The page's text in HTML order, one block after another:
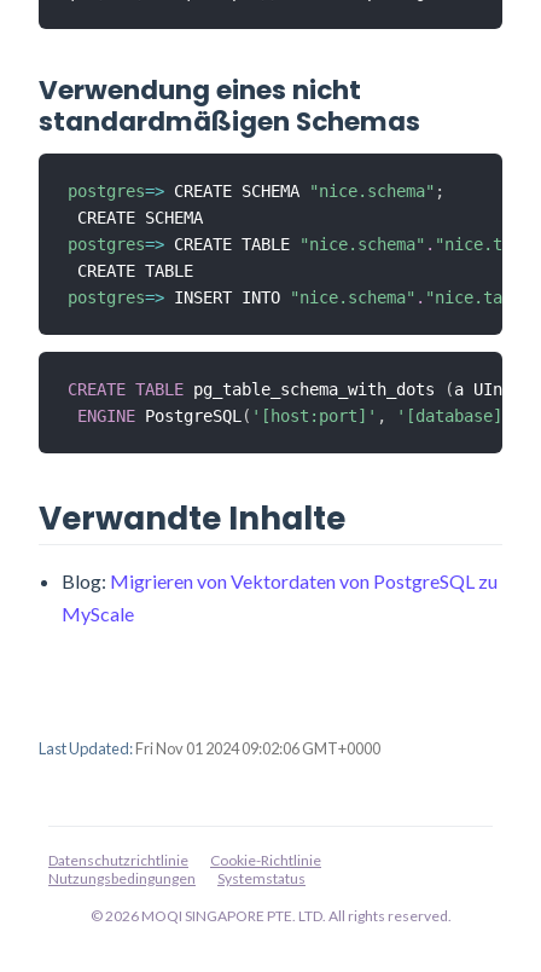
Verwendung eines nicht
standardmäßigen Schemas
postgres=> CREATE SCHEMA "nice.schema" ;
postgres=> CREATE TABLE "nice.schema" .
postgres=> INSERT INTO "nice.schema" . "nice.table"
CREATE TABLE pg_table_schema_with_dots (a UInt32
ENGINE PostgreSQL ( '[host:port]' , '[database]'
Verwandte Inhalte
Blog: Migrieren von Vektordaten von PostgreSQL zu
MyScale
Last Updated:Fri Nov 01 2024 09:02:06 GMT+0000
© 2026 MOQI SINGAPORE PTE. LTD. All rights reserved.
Datenschutzrichtlinie
Cookie-Richtlinie
Nutzungsbedingungen
Systemstatus